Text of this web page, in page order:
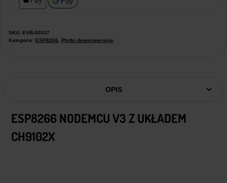
SKU: EVB-00037
Kategorie: ESP8266 Płytki deweloperskie
OPIS
ESP8266 NODEMCU V3 Z UKŁADEM
CH9102X